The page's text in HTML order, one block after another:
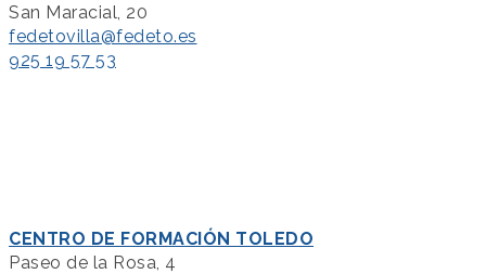
San Maracial, 20
fedetovilla@fedeto.es
925 19 57 53
CENTRO DE FORMACIÓN TOLEDO
Paseo de la Rosa, 4